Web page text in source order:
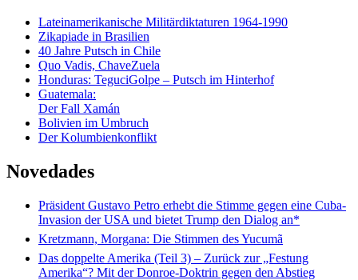
Lateinamerikanische Militärdiktaturen 1964-1990
Zikapiade in Brasilien
40 Jahre Putsch in Chile
Quo Vadis, ChaveZuela
Honduras: TeguciGolpe – Putsch im Hinterhof
Guatemala:
Der Fall Xamán
Bolivien im Umbruch
Der Kolumbienkonflikt
Novedades
Präsident Gustavo Petro erhebt die Stimme gegen eine Cuba-
Invasion der USA und bietet Trump den Dialog an*
Kretzmann, Morgana: Die Stimmen des Yucumã
Das doppelte Amerika (Teil 3) – Zurück zur „Festung
Amerika“? Mit der Donroe-Doktrin gegen den Abstieg